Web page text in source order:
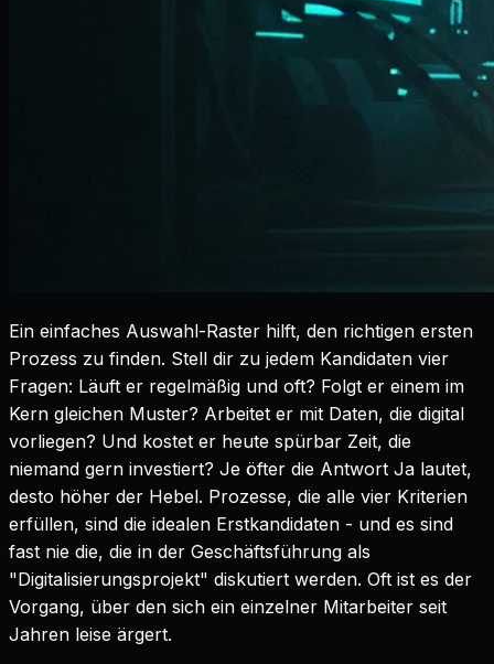
Ein einfaches Auswahl-Raster hilft, den richtigen ersten
Prozess zu finden. Stell dir zu jedem Kandidaten vier
Fragen: Läuft er regelmäßig und oft? Folgt er einem im
Kern gleichen Muster? Arbeitet er mit Daten, die digital
vorliegen? Und kostet er heute spürbar Zeit, die
niemand gern investiert? Je öfter die Antwort Ja lautet,
desto höher der Hebel. Prozesse, die alle vier Kriterien
erfüllen, sind die idealen Erstkandidaten - und es sind
fast nie die, die in der Geschäftsführung als
"Digitalisierungsprojekt" diskutiert werden. Oft ist es der
Vorgang, über den sich ein einzelner Mitarbeiter seit
Jahren leise ärgert.